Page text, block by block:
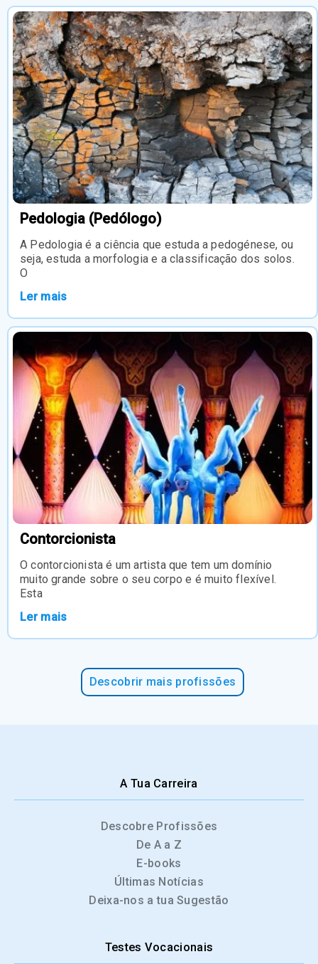
Pedologia (Pedólogo)
A Pedologia é a ciência que estuda a pedogénese, ou
seja, estuda a morfologia e a classificação dos solos.
O
Ler mais
Contorcionista
O contorcionista é um artista que tem um domínio
muito grande sobre o seu corpo e é muito flexível.
Esta
Ler mais
Descobrir mais profissões
A Tua Carreira
Descobre Profissões
De A a Z
E-books
Últimas Notícias
Deixa-nos a tua Sugestão
Testes Vocacionais